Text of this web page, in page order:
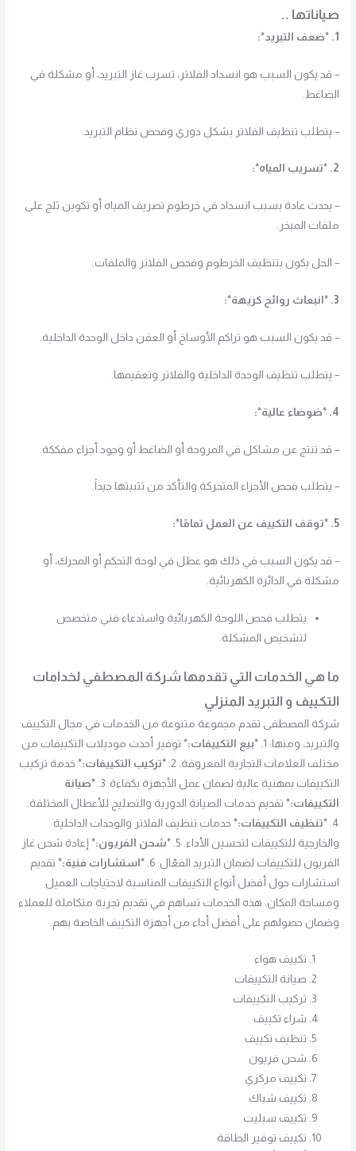
صياناتها ..
1. *ضعف التبريد*:
– قد يكون السبب هو انسداد الفلاتر، تسرب غاز التبريد، أو مشكلة في
الضاغط.
– يتطلب تنظيف الفلاتر بشكل دوري وفحص نظام التبريد.
2. *تسريب المياه*:
– يحدث عادة بسبب انسداد في خرطوم تصريف المياه أو تكوين ثلج على
ملفات المبخر.
– الحل يكون بتنظيف الخرطوم وفحص الفلاتر والملفات.
3. *انبعاث روائح كريهة*:
– قد يكون السبب هو تراكم الأوساخ أو العفن داخل الوحدة الداخلية.
– يتطلب تنظيف الوحدة الداخلية والفلاتر وتعقيمها.
4. *ضوضاء عالية*:
– قد تنتج عن مشاكل في المروحة أو الضاغط أو وجود أجزاء مفككة.
– يتطلب فحص الأجزاء المتحركة والتأكد من تثبيتها جيداً.
5. *توقف التكييف عن العمل تمامًا*:
– قد يكون السبب في ذلك هو عطل في لوحة التحكم أو المحرك، أو
مشكلة في الدائرة الكهربائية.
يتطلب فحص اللوحة الكهربائية واستدعاء فني متخصص
لتشخيص المشكلة.
ما هي الخدمات التي تقدمها شركة المصطفي لخدامات
التكييف و التبريد المنزلي
شركة المصطفى تقدم مجموعة متنوعة من الخدمات في مجال التكييف
والتبريد، ومنها: 1.
*بيع التكييفات:* توفير أحدث موديلات التكييفات من
مختلف العلامات التجارية المعروفة. 2.
*تركيب التكييفات:* خدمة تركيب
التكييفات بمهنية عالية لضمان عمل الأجهزة بكفاءة. 3.
*صيانة
التكييفات:* تقديم خدمات الصيانة الدورية والتصليح للأعطال المختلفة.
4. *تنظيف التكييفات:* خدمات تنظيف الفلاتر والوحدات الداخلية
والخارجية للتكييفات لتحسين الأداء. 5.
*شحن الفريون:* إعادة شحن غاز
الفريون للتكييفات لضمان التبريد الفعّال. 6.
*استشارات فنية:* تقديم
استشارات حول أفضل أنواع التكييفات المناسبة لاحتياجات العميل
ومساحة المكان. هذه الخدمات تساهم في تقديم تجربة متكاملة للعملاء
وضمان حصولهم على أفضل أداء من أجهزة التكييف الخاصة بهم.
تكييف هواء
صيانة التكييفات
تركيب التكييفات
شراء تكييف
تنظيف تكييف
شحن فريون
تكييف مركزي
تكييف شباك
تكييف سبليت
تكييف توفير الطاقة